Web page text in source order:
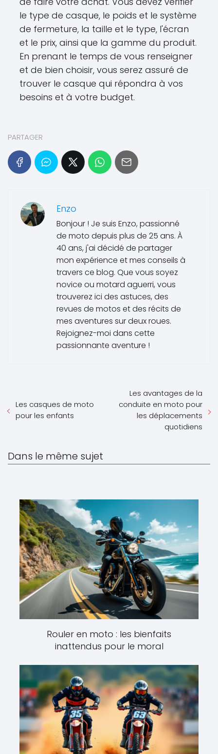
le type de casque, le poids et le système
de fermeture, la taille et le type, l'écran
et le prix, ainsi que la gamme du produit.
En prenant le temps de vous renseigner
et de bien choisir, vous serez assuré de
trouver le casque qui répondra à vos
besoins et à votre budget.
PARTAGER
Enzo
Bonjour ! Je suis Enzo, passionné
de moto depuis plus de 25 ans. À
40 ans, j'ai décidé de partager
mon expérience et mes conseils à
travers ce blog. Que vous soyez
novice ou motard aguerri, vous
trouverez ici des astuces, des
revues de motos et des récits de
mes aventures sur deux roues.
Rejoignez-moi dans cette
passionnante aventure !
Les casques de moto
pour les enfants
Les avantages de la
conduite en moto pour
les déplacements
quotidiens
Dans le même sujet
Rouler en moto : les bienfaits
inattendus pour le moral